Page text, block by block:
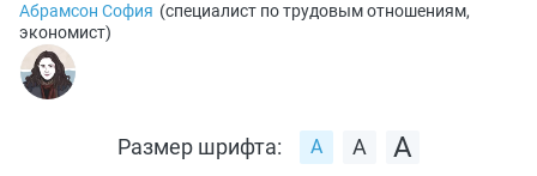
Абрамсон София (специалист по трудовым отношениям,
экономист)
Размер шрифта: